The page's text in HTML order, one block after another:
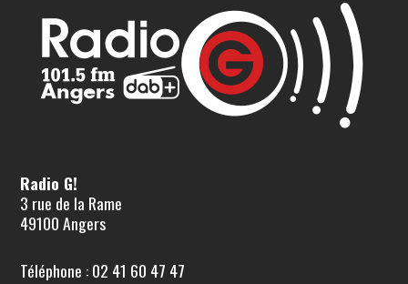
Radio G!
3 rue de la Rame
49100 Angers
Téléphone : 02 41 60 47 47